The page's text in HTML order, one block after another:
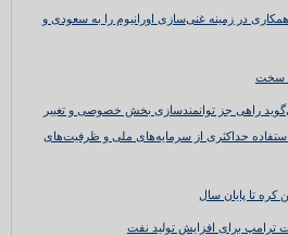
همکاری در زمینه غنی‌سازی اورانیوم را به سعودی و
سخت
راهی جز توانمندسازی بخش خصوصی و تغییر
حداکثری از سرمایه‌های ملی و ظرفیت‌های
ترامپ برای افزایش تولید نفت